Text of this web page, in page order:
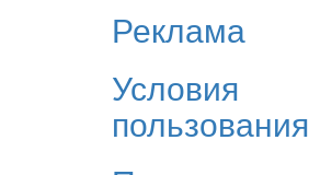
Реклама
Условия
пользования